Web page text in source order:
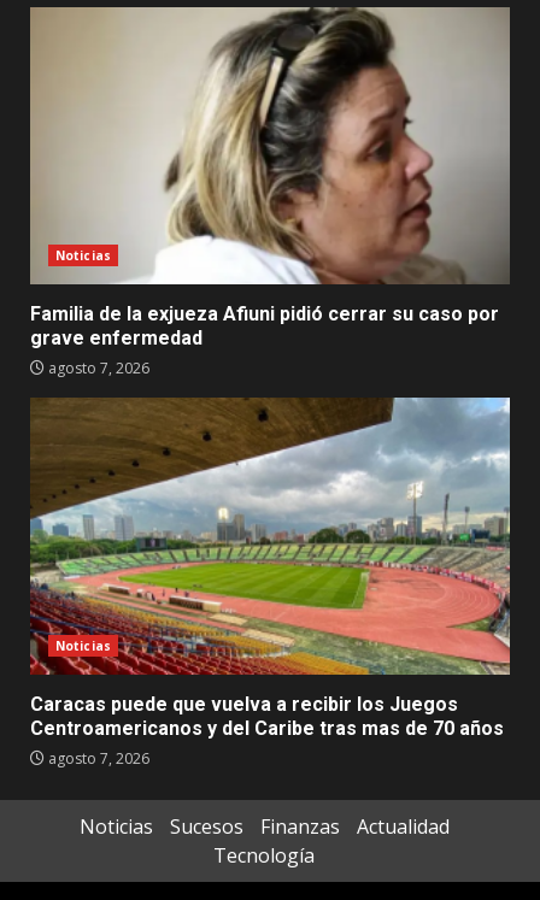
Noticias
Familia de la exjueza Afiuni pidió cerrar su caso por
grave enfermedad
agosto 7, 2026
Noticias
Caracas puede que vuelva a recibir los Juegos
Centroamericanos y del Caribe tras mas de 70 años
agosto 7, 2026
Noticias Sucesos Finanzas
Actualidad
Tecnología